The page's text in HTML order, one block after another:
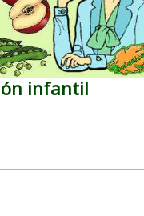
infantil